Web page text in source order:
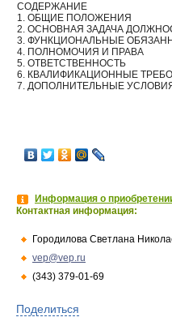
СОДЕРЖАНИЕ
1. ОБЩИЕ ПОЛОЖЕНИЯ
2. ОСНОВНАЯ ЗАДАЧА
3. ФУНКЦИОНАЛЬНЫЕ
4. ПОЛНОМОЧИЯ И ПРАВА
5. ОТВЕТСТВЕННОСТЬ
6. КВАЛИФИКАЦИОННЫЕ
7. ДОПОЛНИТЕЛЬНЫЕ
Информация о
Контактная информация:
Городилова Светлана
vep@vep.ru
(343) 379-01-69
Поделиться